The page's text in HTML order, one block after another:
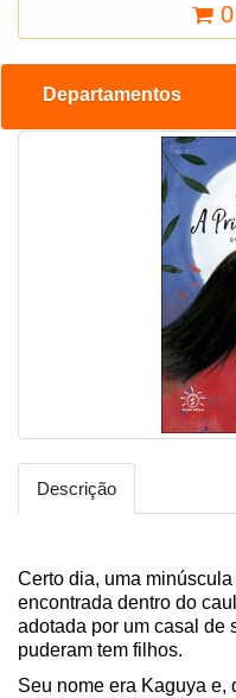
Departamentos
Descrição
Certo dia, uma
encontrada dentro do
adotada por um casal de
puderam tem filhos.
Seu nome era Kaguya e,